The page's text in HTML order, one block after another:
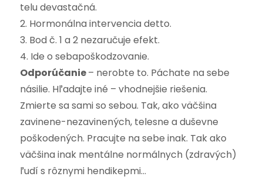
telu devastačná.
2. Hormonálna intervencia detto.
3. Bod č. 1 a 2 nezaručuje efekt.
4. Ide o sebapoškodzovanie.
Odporúčanie– nerobte to. Páchate na sebe
násilie. Hľadajte iné – vhodnejšie riešenia.
Zmierte sa sami so sebou. Tak, ako väčšina
zavinene-nezavinených, telesne a duševne
poškodených. Pracujte na sebe inak. Tak ako
väčšina inak mentálne normálnych (zdravých)
ľudí s rôznymi hendikepmi…